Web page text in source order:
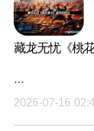
藏龙无忧《桃
···
2026-07-16